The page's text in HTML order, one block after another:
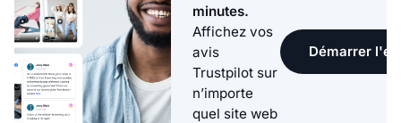
minutes.
Affichez vos
avis
Trustpilot sur
n’importe
quel site web
Démarrer